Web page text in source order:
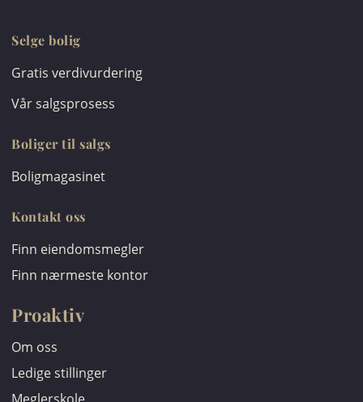
Selge bolig
Gratis verdivurdering
Vår salgsprosess
Boliger til salgs
Boligmagasinet
Kontakt oss
Finn eiendomsmegler
Finn nærmeste kontor
Proaktiv
Om oss
Ledige stillinger